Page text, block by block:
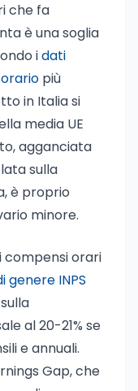
che fa
è una soglia
idati
più
in Italia si
media UE
agganciata
sulla
è proprio
minore.
compensi orari
genere INPS
al 20-21% se
e annuali.
Gap, che